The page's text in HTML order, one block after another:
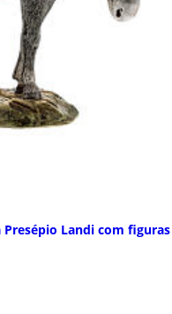
Landi com